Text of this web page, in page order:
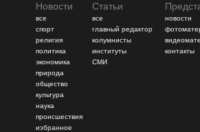
Новости
все
спорт
религия
политика
экономика
природа
общество
культура
наука
происшествия
избранное
Статьи
все
главный редактор
колумнисты
институты
СМИ
новости
контакты